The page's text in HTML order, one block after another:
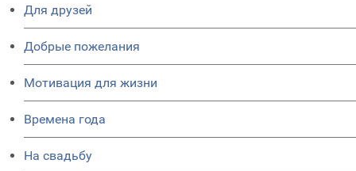
Для друзей
Добрые пожелания
Мотивация для жизни
Времена года
На свадьбу